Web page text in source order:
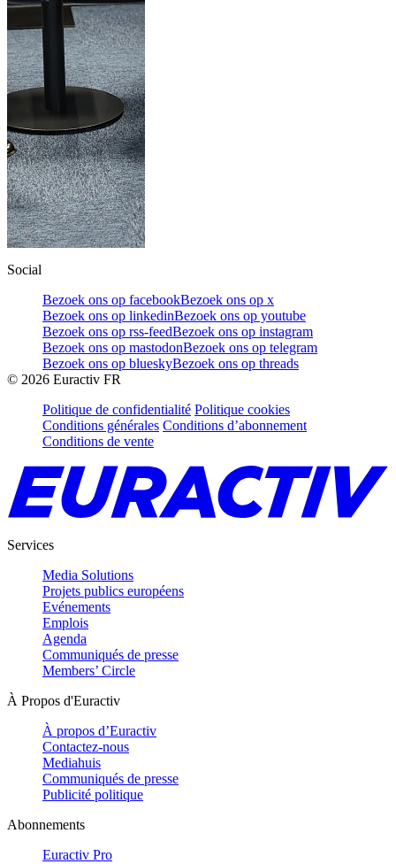
Social
Bezoek ons op facebookBezoek ons op x
Bezoek ons op linkedinBezoek ons op youtube
Bezoek ons op rss-feedBezoek ons op instagram
Bezoek ons op mastodonBezoek ons op telegram
Bezoek ons op blueskyBezoek ons op threads
© 2026 Euractiv FR
Politique de confidentialité Politique cookies
Conditions générales Conditions d’abonnement
Conditions de vente
Services
Media Solutions
Projets publics européens
Evénements
Emplois
Agenda
Communiqués de presse
Members’ Circle
À Propos d'Euractiv
À propos d’Euractiv
Contactez-nous
Mediahuis
Communiqués de presse
Publicité politique
Abonnements
Euractiv Pro